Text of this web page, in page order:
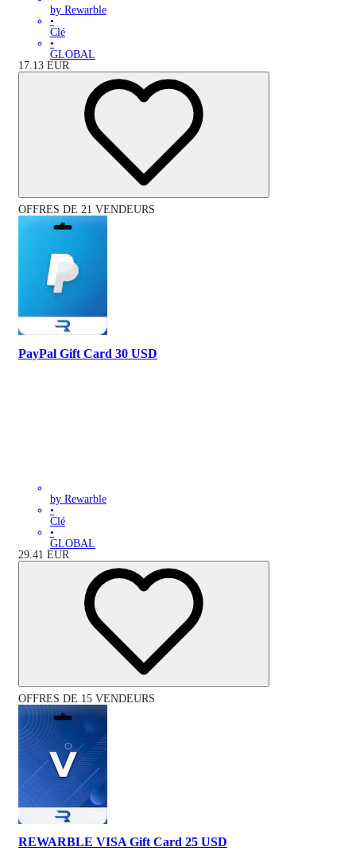
by Rewarble
•
Clé
•
GLOBAL
17.13 EUR
OFFRES DE 21 VENDEURS
PayPal Gift Card 30 USD
by Rewarble
•
Clé
•
GLOBAL
29.41 EUR
OFFRES DE 15 VENDEURS
REWARBLE VISA Gift Card 25 USD